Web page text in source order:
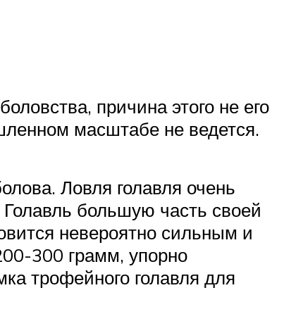
причина этого не его
масштабе не ведется.
Ловля голавля очень
большую часть своей
невероятно сильным и
300 грамм, упорно
трофейного голавля для